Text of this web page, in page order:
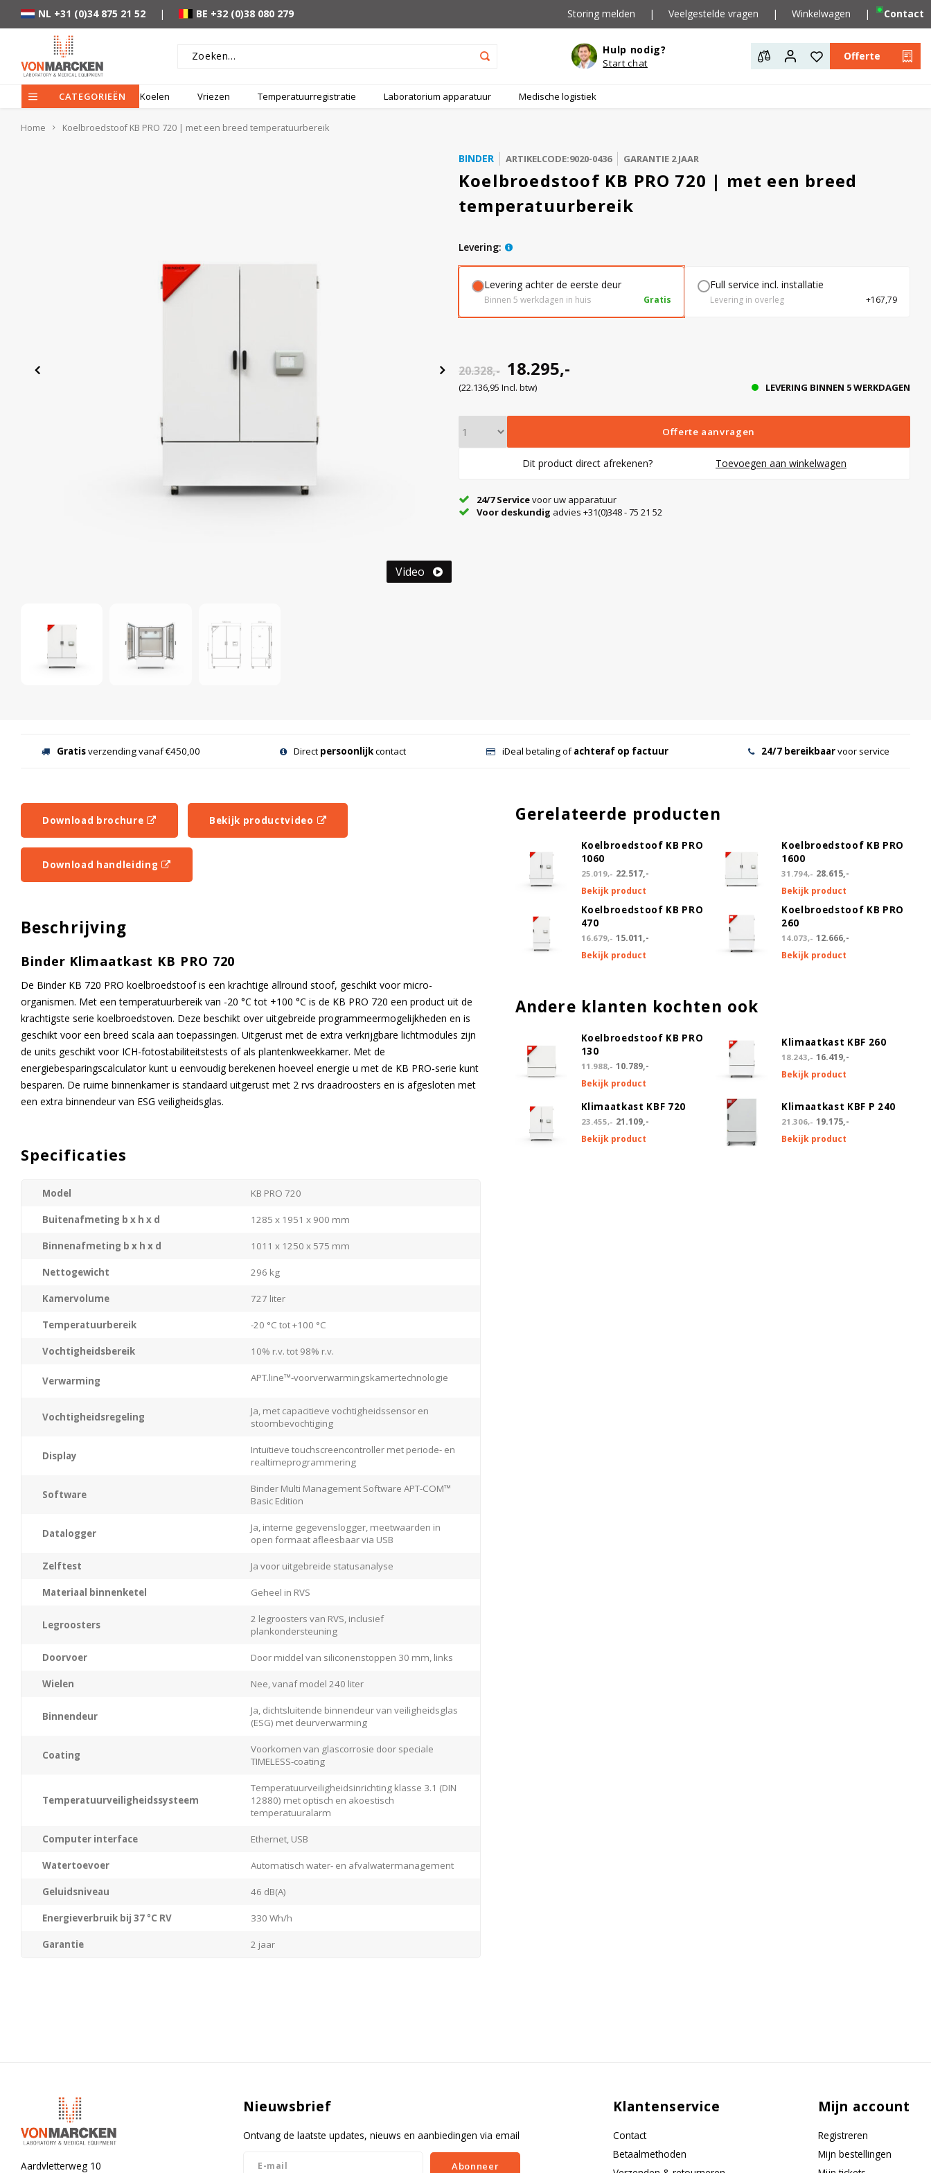
NL +31 (0)34 875 21 52 | BE +32 (0)38 080 279 Storing melden | Veelgestelde vragen | Winkelwagen | Contact
Hulp nodig?
Start chat
Offerte
CATEGORIEËN Koelen Vriezen Temperatuurregistratie Laboratorium apparatuur Medische logistiek
Home Koelbroedstoof KB PRO 720 | met een breed temperatuurbereik
Video
BINDER ARTIKELCODE:9020-0436 GARANTIE 2 JAAR
Koelbroedstoof KB PRO 720 | met een breed
temperatuurbereik
levering:
Levering achter de eerste deur
Binnen 5 werkdagen in huis Gratis
Full service incl. installatie
Levering in overleg +167,79
20.328,- 18.295,-
(22.136,95 Incl. btw) LEVERING BINNEN 5 WERKDAGEN
Offerte aanvragen
Dit product direct afrekenen? Toevoegen aan winkelwagen
24/7 Servicevoor uw apparatuur
Voor deskundig advies +31(0)348 - 75 21 52
Gratisverzending vanaf €450,00 Direct persoonlijkcontact iDeal betaling ofachteraf op factuur 24/7 bereikbaarvoor service
Download brochure Bekijk productvideo
Download handleiding
Beschrijving
Binder Klimaatkast KB PRO 720
De Binder KB 720 PRO koelbroedstoof is een krachtige allround stoof, geschikt voor micro-
organismen. Met een temperatuurbereik van -20 °C tot +100 °C is de KB PRO 720 een product uit de
krachtigste serie koelbroedstoven. Deze beschikt over uitgebreide programmeermogelijkheden en is
geschikt voor een breed scala aan toepassingen. Uitgerust met de extra verkrijgbare lichtmodules zijn
de units geschikt voor ICH-fotostabiliteitstests of als plantenkweekkamer. Met de
energiebesparingscalculator kunt u eenvoudig berekenen hoeveel energie u met de KB PRO-serie kunt
besparen. De ruime binnenkamer is standaard uitgerust met 2 rvs draadroosters en is afgesloten met
een extra binnendeur van ESG veiligheidsglas.
Specificaties
Model KB PRO 720
Buitenafmeting b x h x d 1285 x 1951 x 900 mm
Binnenafmeting b x h x d 1011 x 1250 x 575 mm
Nettogewicht 296 kg
Kamervolume 727 liter
Temperatuurbereik -20 °C tot +100 °C
Vochtigheidsbereik 10% r.v. tot 98% r.v.
Verwarming APT.line™-voorverwarmingskamertechnologie
Vochtigheidsregeling
Ja, met capacitieve vochtigheidssensor en
stoombevochtiging
Display
Intuïtieve touchscreencontroller met periode- en
realtimeprogrammering
Software
Binder Multi Management Software APT-COM™
Basic Edition
Datalogger
Ja, interne gegevenslogger, meetwaarden in
open formaat afleesbaar via USB
Zelftest Ja voor uitgebreide statusanalyse
Materiaal binnenketel Geheel in RVS
Legroosters
2 legroosters van RVS, inclusief
plankondersteuning
Doorvoer Door middel van siliconenstoppen 30 mm, links
Wielen Nee, vanaf model 240 liter
Binnendeur
Ja, dichtsluitende binnendeur van veiligheidsglas
(ESG) met deurverwarming
Coating
Voorkomen van glascorrosie door speciale
TIMELESS-coating
Temperatuurveiligheidssysteem
Temperatuurveiligheidsinrichting klasse 3.1 (DIN
12880) met optisch en akoestisch
temperatuuralarm
Computer interface Ethernet, USB
Watertoevoer Automatisch water- en afvalwatermanagement
Geluidsniveau 46 dB(A)
Energieverbruik bij 37 °C RV 330 Wh/h
Garantie 2 jaar
Gerelateerde producten
Koelbroedstoof KB PRO
1060
25.019,- 22.517,-
Bekijk product
Koelbroedstoof KB PRO
1600
31.794,- 28.615,-
Bekijk product
Koelbroedstoof KB PRO
470
16.679,- 15.011,-
Bekijk product
Koelbroedstoof KB PRO
260
14.073,- 12.666,-
Bekijk product
Andere klanten kochten ook
Koelbroedstoof KB PRO
130
11.988,- 10.789,-
Bekijk product
Klimaatkast KBF 260
18.243,- 16.419,-
Bekijk product
Klimaatkast KBF 720
23.455,- 21.109,-
Bekijk product
Klimaatkast KBF P 240
21.306,- 19.175,-
Bekijk product
Aardvletterweg 10
Nieuwsbrief
Ontvang de laatste updates, nieuws en aanbiedingen via email
Abonneer
Klantenservice
Contact
Betaalmethoden
Mijn account
Registreren
Mijn bestellingen